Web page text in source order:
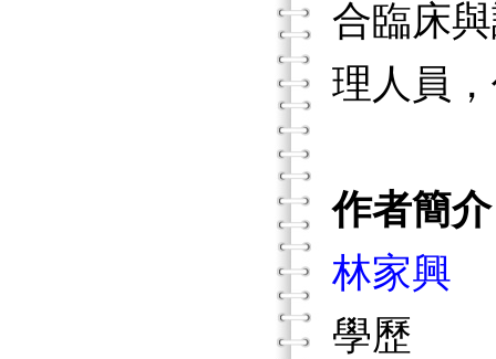
合臨床
理人員
作者簡介
林家興
學歷